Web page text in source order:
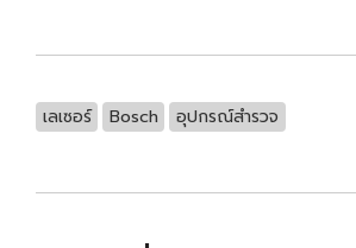
เลเซอร์ Bosch อุปกรณ์สำรวจ